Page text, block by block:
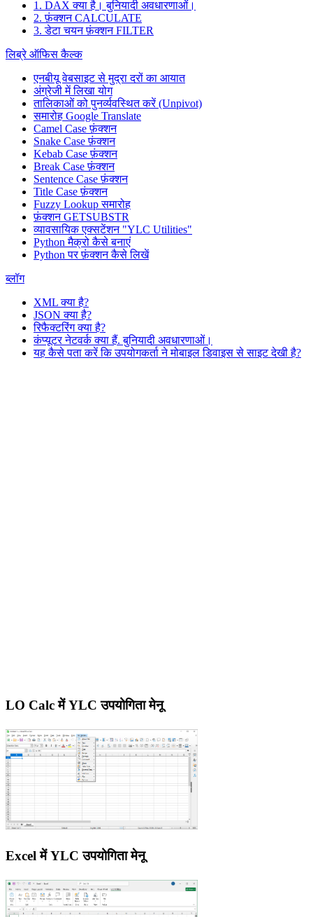
1. DAX क्या है। बुनियादी अवधारणाओं।
2. फ़ंक्शन CALCULATE
3. डेटा चयन फ़ंक्शन FILTER
लिब्रे ऑफिस कैल्क
एनबीयू वेबसाइट से मुद्रा दरों का आयात
अंग्रेजी में लिखा योग
तालिकाओं को पुनर्व्यवस्थित करें (Unpivot)
समारोह Google Translate
Camel Case फ़ंक्शन
Snake Case फ़ंक्शन
Kebab Case फ़ंक्शन
Break Case फ़ंक्शन
Sentence Case फ़ंक्शन
Title Case फ़ंक्शन
Fuzzy Lookupसमारोह
फ़ंक्शन GETSUBSTR
व्यावसायिक एक्सटेंशन "YLC Utilities"
Python मैक्रो कैसे बनाएं
Python पर फ़ंक्शन कैसे लिखें
ब्लॉग
XML क्या है?
JSON क्या है?
रिफैक्टरिंग क्या है?
कंप्यूटर नेटवर्क क्या हैं. बुनियादी अवधारणाओं।
यह कैसे पता करें कि उपयोगकर्ता ने मोबाइल डिवाइस से साइट देखी है?
LO Calc में YLC उपयोगिता मेनू
Excel में YLC उपयोगिता मेनू